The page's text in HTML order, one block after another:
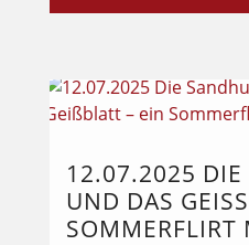
12.07.2025
UND DAS
OMMERFLIRT